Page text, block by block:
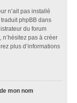
n’ait pas installé
phpBB dans
du forum
n’hésitez pas à créer
plus d’informations
mon nom